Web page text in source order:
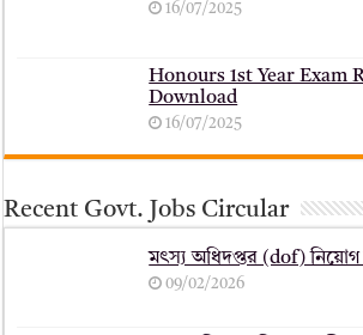
16/07/2025
Honours 1st Year Exam
Download
16/07/2025
Recent Govt. Jobs Circular
মৎস্য অধিদপ্তর (dof) নিয়োগ
09/02/2026